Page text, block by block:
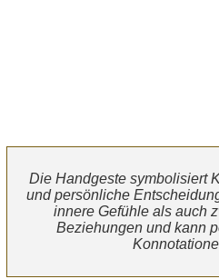
Die Handgeste symbolisiert
und persönliche
innere Gefühle als auch
Beziehungen und kann